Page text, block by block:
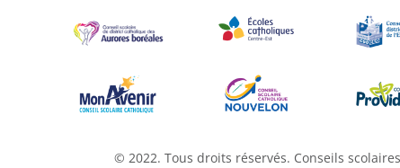
© 2022. Tous droits réservés. Conseils